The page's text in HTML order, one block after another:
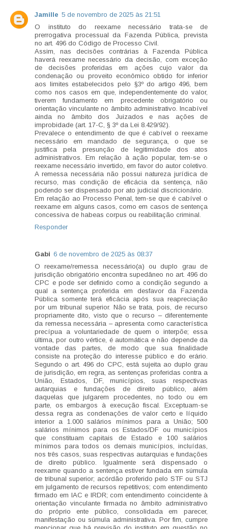
Jamille 5 de novembro de 2025 às 21:51
O instituto do reexame necessário trata-se de
prerrogativa processual da Fazenda Pública, prevista
no art. 496 do Código de Processo Civil.
Assim, nas decisões contrárias à Fazenda Pública
haverá reexame necessário da decisão, com exceção
de decisões proferidas em ações cujo valor da
condenação ou proveito econômico obtido for inferior
aos limites estabelecidos pelo §3º do artigo 496, bem
como nos casos em que, independentemente do valor,
tiverem fundamento em precedente obrigatório ou
orientação vinculante no âmbito administrativo. Incabível
ainda no âmbito dos Juizados e nas ações de
improbidade (art. 17-C, § 3º da Lei 8.429/92).
Prevalece o entendimento de que é cabível o reexame
necessário em mandado de segurança, o que se
justifica pela presunção de legitimidade dos atos
administrativos. Em relação à ação popular, tem-se o
reexame necessário invertido, em favor do autor coletivo.
A remessa necessária não possui natureza jurídica de
recurso, mas condição de eficácia da sentença, não
podendo ser dispensado por ato judicial discricionário.
Em relação ao Processo Penal, tem-se que é cabível o
reexame em alguns casos, como em casos de sentença
concessiva de habeas corpus ou reabilitação criminal.
Responder
Gabi 6 de novembro de 2025 às 08:37
O reexame/remessa necessário(a) ou duplo grau de
jurisdição obrigatório encontra supedâneo no art. 496 do
CPC e pode ser definido como a condição segundo a
qual a sentença proferida em desfavor da Fazenda
Pública somente terá eficácia após sua reapreciação
por um tribunal superior. Não se trata, pois, de recurso
propriamente dito, visto que o recurso – diferentemente
da remessa necessária – apresenta como característica
precípua a voluntariedade de quem o interpõe; essa
última, por outro vértice, é automática e não depende da
vontade das partes, de modo que sua finalidade
consiste na proteção do interesse público e do erário.
Segundo o art. 496 do CPC, está sujeita ao duplo grau
de jurisdição, em regra, as sentenças proferidas contra a
União, Estados, DF, municípios, suas respectivas
autarquias e fundações de direito público, além
daquelas que julgarem procedentes, no todo ou em
parte, os embargos à execução fiscal. Exceptuam-se
dessa regra as condenações de valor certo e líquido
interior a 1.000 salários mínimos para a União; 500
salários mínimos para os Estados/DF ou municípios
que constituam capitais de Estado e 100 salários
mínimos para todos os demais municípios, incluídas,
nos três casos, suas respectivas autarquias e fundações
de direito público. Igualmente será dispensado o
reexame quando a sentença estiver fundada em súmula
de tribunal superior; acórdão proferido pelo STF ou STJ
em julgamento de recursos repetitivos; com entendimento
firmado em IAC e IRDR; com entendimento coincidente à
orientação vinculante firmada no âmbito administrativo
do próprio ente público, consolidada em parecer,
manifestação ou súmula administrativa. Por fim, cumpre